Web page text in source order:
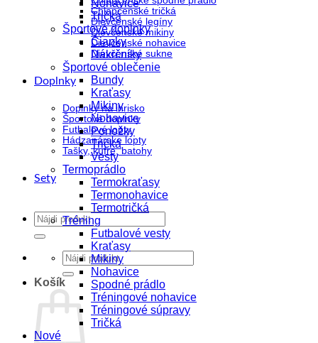
Chlapčenské tričká
Dievčenské legíny
Dievčenské mikiny
Dievčenské nohavice
Dievčenské sukne
Doplnky
Doplnky na ihrisko
Športové doplnky
Futbalové lopty
Hádzanárske lopty
Tašky, kufre, batohy
Sety
Hľadať:
Hľadať:
Košík
Nohavice
Tričká
Športové doplnky
Čiapky
Nákrčníky
Športové oblečenie
Bundy
Kraťasy
Mikiny
Nohavice
Ponožky
Tričká
Vesty
Termoprádlo
Termokraťasy
Termonohavice
Termotričká
Tréning
Futbalové vesty
Kraťasy
Mikiny
Nohavice
Spodné prádlo
Tréningové nohavice
Tréningové súpravy
Tričká
Nové